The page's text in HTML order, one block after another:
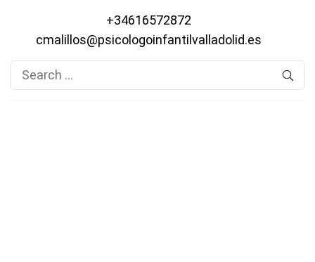
+34616572872
cmalillos@psicologoinfantilvalladolid.es
Search
for: